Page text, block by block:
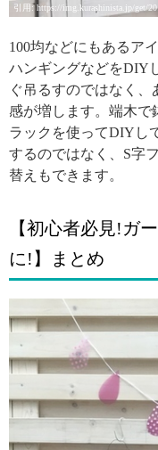
100均などにもあるア
ハンギングなどをDIY
ぐ吊るすのではなく
感が増します。端木で
ラックを使ってDIYし
するのではなく、S字
替えもできます。
【初心者必見!ガ
に!】まとめ